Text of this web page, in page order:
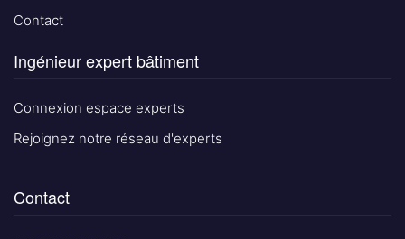
Contact
Ingénieur expert bâtiment
Connexion espace experts
Rejoignez notre réseau d'experts
Contact